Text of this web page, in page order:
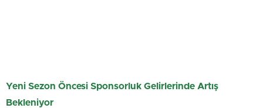
Yeni Sezon Öncesi Sponsorluk Gelirlerinde Artış
Bekleniyor